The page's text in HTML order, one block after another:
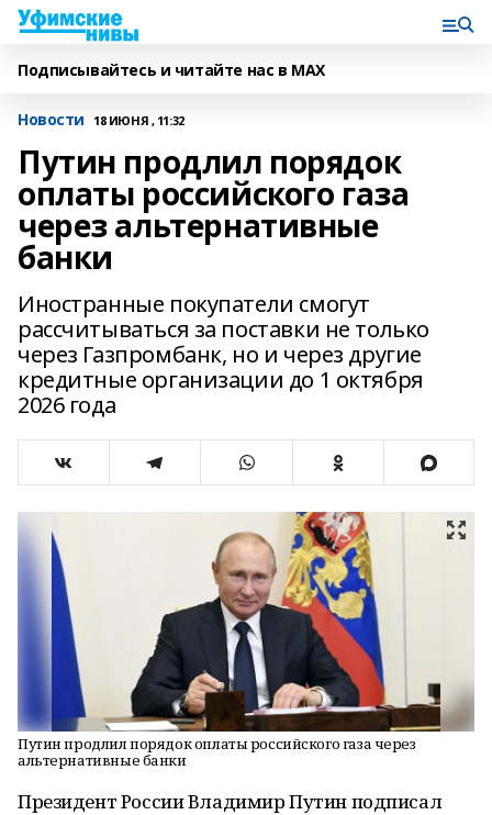
Подписывайтесь и читайте нас в MAX
Новости 18 ИЮНЯ , 11:32
Путин продлил порядок
оплаты российского газа
через альтернативные
банки
Иностранные покупатели смогут
рассчитываться за поставки не только
через Газпромбанк, но и через другие
кредитные организации до 1 октября
2026 года
Путин продлил порядок оплаты российского газа через
альтернативные банки
Президент России Владимир Путин подписал